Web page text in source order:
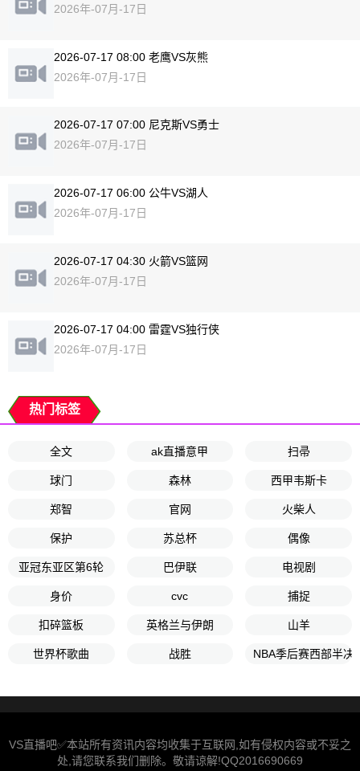
2026年-07月-17日
2026-07-17 08:00 老鹰VS灰熊
2026年-07月-17日
2026-07-17 07:00 尼克斯VS勇士
2026年-07月-17日
2026-07-17 06:00 公牛VS湖人
2026年-07月-17日
2026-07-17 04:30 火箭VS篮网
2026年-07月-17日
2026-07-17 04:00 雷霆VS独行侠
2026年-07月-17日
热门标签
全文 ak直播意甲 扫帚
球门 森林 西甲韦斯卡
郑智 官网 火柴人
保护 苏总杯 偶像
亚冠东亚区第6轮 巴伊联 电视剧
身价 cvc 捕捉
扣碎篮板 英格兰与伊朗 山羊
世界杯歌曲 战胜 NBA季后赛西部半决
VS直播吧✅本站所有资讯内容均收集于互联网,如有侵权内容或不妥之
处,请您联系我们删除。敬请谅解!QQ2016690669